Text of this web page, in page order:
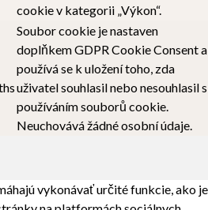
cookie v kategorii „Výkon“.
Soubor cookie je nastaven
doplňkem GDPR Cookie Consent a
používá se k uložení toho, zda
uživatel souhlasil nebo nesouhlasil s
používáním souborů cookie.
Neuchovává žádné osobní údaje.
vykonávať určité funkcie, ako je